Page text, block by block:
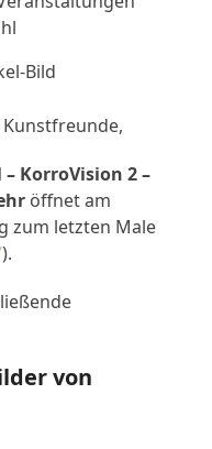
– KorroVision 2 –
öffnet am
zum letzten Male
).
von